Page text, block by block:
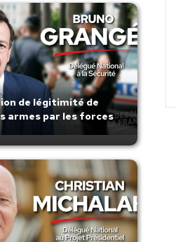
de légitimité de
armes par les forces